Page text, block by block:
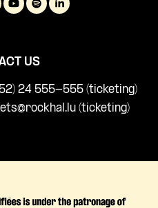
US
24 555-555 (ticketing)
(ticketing)